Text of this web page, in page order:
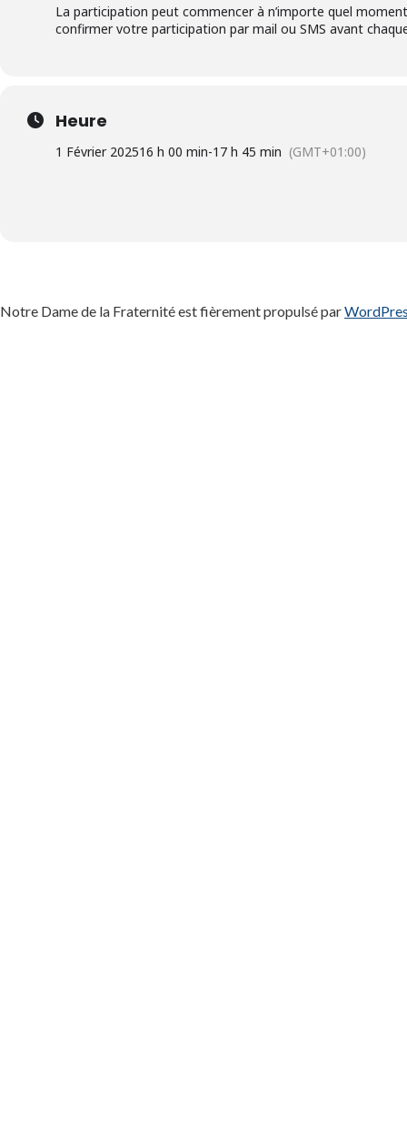
La participation peut commencer à n’importe quel
confirmer votre participation par mail ou SMS avant
Heure
1 Février 202516 h 00 min-17 h 45 min (GMT+01:00)
Notre Dame de la Fraternité est fièrement propulsé par